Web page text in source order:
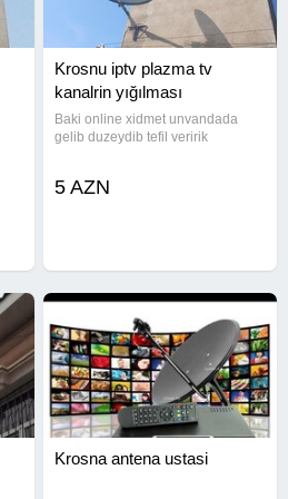
Krosnu iptv plazma tv
kanalrin yığılması
Baki online xidmet unvandada
gelib duzeydib tefil veririk
5 AZN
Krosna antena ustasi